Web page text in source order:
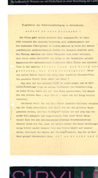
Flugblätter der Weissen
Rose – V, Januar 1943